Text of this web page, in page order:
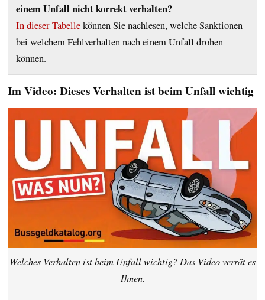
einem Unfall nicht korrekt verhalten?
In dieser Tabellekönnen Sie nachlesen, welche Sanktionen
bei welchem Fehlverhalten nach einem Unfall drohen
können.
Im Video: Dieses Verhalten ist beim Unfall wichtig
Welches Verhalten ist beim Unfall wichtig? Das Video verrät es
Ihnen.